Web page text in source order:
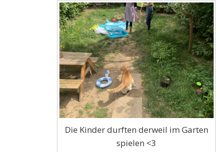
Die Kinder durften derweil im Garten
spielen <3